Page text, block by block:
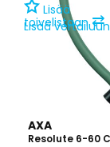
Lisää
toivelistaan ⇄
Lisää vertailuun
AXA
Resolute 6-60